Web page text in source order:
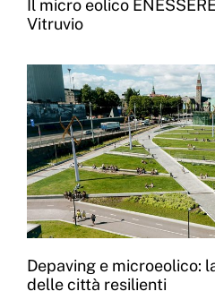
Il micro eolico
Vitruvio
Depaving e microeolico:
delle città resilienti